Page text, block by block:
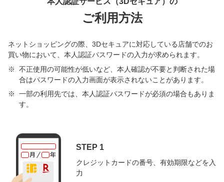
ご利用方法
ネットショッピングの際、3Dセキュアに対応している店舗でのお
買い物において、本人認証パスワードの入力が求められます。
不正使用の可能性が低いなど、本人確認が不要と判断された場
合はパスワードの入力画面が表示されないことがあります。
一部の利用先では、本人認証パスワードが必須の場合もありま
す。
STEP 1
クレジットカードの番号、有効期限などを入
力